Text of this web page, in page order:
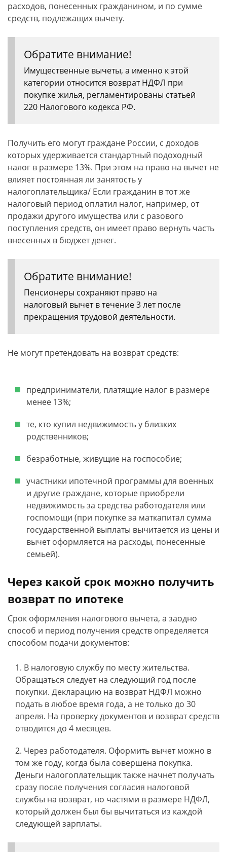
расходов, понесенных гражданином, и по сумме
средств, подлежащих вычету.
Обратите внимание!
Имущественные вычеты, а именно к этой
категории относится возврат НДФЛ при
покупке жилья, регламентированы статьей
220 Налогового кодекса РФ.
Получить его могут граждане России, с доходов
которых удерживается стандартный подоходный
налог в размере 13%. При этом на право на вычет не
влияет постоянная ли занятость у
налогоплательщика/ Если гражданин в тот же
налоговый период оплатил налог, например, от
продажи другого имущества или с разового
поступления средств, он имеет право вернуть часть
внесенных в бюджет денег.
Обратите внимание!
Пенсионеры сохраняют право на
налоговый вычет в течение 3 лет после
прекращения трудовой деятельности.
Не могут претендовать на возврат средств:
предприниматели, платящие налог в размере
менее 13%;
те, кто купил недвижимость у близких
родственников;
безработные, живущие на госпособие;
участники ипотечной программы для военных
и другие граждане, которые приобрели
недвижимость за средства работодателя или
госпомощи (при покупке за маткапитал сумма
государственной выплаты вычитается из цены и
вычет оформляется на расходы, понесенные
семьей).
Через какой срок можно получить
возврат по ипотеке
Срок оформления налогового вычета, а заодно
способ и период получения средств определяется
способом подачи документов:
В налоговую службу по месту жительства.
Обращаться следует на следующий год после
покупки. Декларацию на возврат НДФЛ можно
подать в любое время года, а не только до 30
апреля. На проверку документов и возврат средств
отводится до 4 месяцев.
Через работодателя. Оформить вычет можно в
том же году, когда была совершена покупка.
Деньги налогоплательщик также начнет получать
сразу после получения согласия налоговой
службы на возврат, но частями в размере НДФЛ,
который должен был бы вычитаться из каждой
следующей зарплаты.